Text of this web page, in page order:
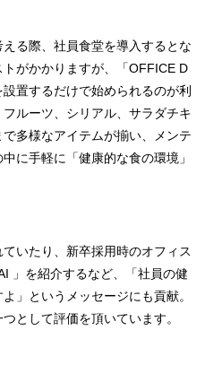
る際、社員食堂を導入するとな
がかかりますが、「OFFICE D
置するだけで始められるのが利
ルーツ、シリアル、サラダチキ
多様なアイテムが揃い、メンテ
に手軽に「健康的な食の環境」
いたり、新卒採用時のオフィス
」を紹介するなど、「社員の健
」というメッセージにも貢献。
として評価を頂いています。